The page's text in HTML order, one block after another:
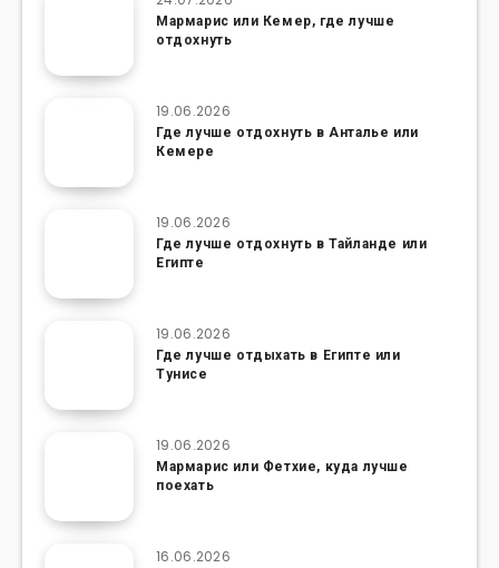
Мармарис или Кемер, где лучше
отдохнуть
19.06.2026
Где лучше отдохнуть в Анталье или
Кемере
19.06.2026
Где лучше отдохнуть в Тайланде или
Египте
19.06.2026
Где лучше отдыхать в Египте или
Тунисе
19.06.2026
Мармарис или Фетхие, куда лучше
поехать
16.06.2026